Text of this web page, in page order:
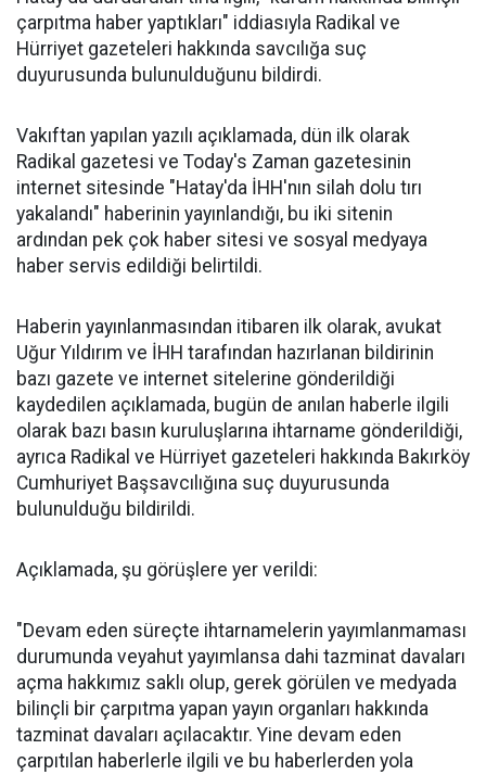
çarpıtma haber yaptıkları" iddiasıyla Radikal ve
Hürriyet gazeteleri hakkında savcılığa suç
duyurusunda bulunulduğunu bildirdi.
Vakıftan yapılan yazılı açıklamada, dün ilk olarak
Radikal gazetesi ve Today's Zaman gazetesinin
internet sitesinde "Hatay'da İHH'nın silah dolu tırı
yakalandı" haberinin yayınlandığı, bu iki sitenin
ardından pek çok haber sitesi ve sosyal medyaya
haber servis edildiği belirtildi.
Haberin yayınlanmasından itibaren ilk olarak, avukat
Uğur Yıldırım ve İHH tarafından hazırlanan bildirinin
bazı gazete ve internet sitelerine gönderildiği
kaydedilen açıklamada, bugün de anılan haberle ilgili
olarak bazı basın kuruluşlarına ihtarname gönderildiği,
ayrıca Radikal ve Hürriyet gazeteleri hakkında Bakırköy
Cumhuriyet Başsavcılığına suç duyurusunda
bulunulduğu bildirildi.
Açıklamada, şu görüşlere yer verildi:
"Devam eden süreçte ihtarnamelerin yayımlanmaması
durumunda veyahut yayımlansa dahi tazminat davaları
açma hakkımız saklı olup, gerek görülen ve medyada
bilinçli bir çarpıtma yapan yayın organları hakkında
tazminat davaları açılacaktır. Yine devam eden
çarpıtılan haberlerle ilgili ve bu haberlerden yola